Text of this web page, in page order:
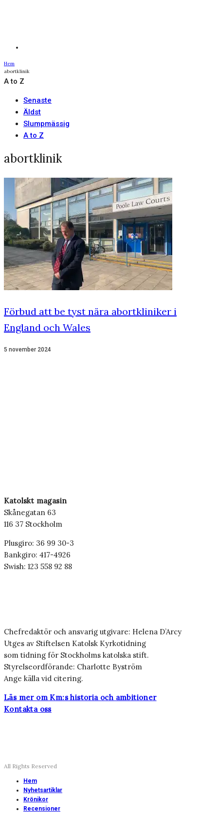
Hem
abortklinik
A to Z
Senaste
Äldst
Slumpmässig
A to Z
abortklinik
Förbud att be tyst nära abortkliniker i
England och Wales
5 november 2024
Katolskt magasin
Skånegatan 63
116 37 Stockholm
Plusgiro: 36 99 30-3
Bankgiro: 417-4926
Swish: 123 558 92 88
Chefredaktör och ansvarig utgivare: Helena D’Arcy
Utges av Stiftelsen Katolsk Kyrkotidning
som tidning för Stockholms katolska stift.
Styrelseordförande: Charlotte Byström
Ange källa vid citering.
Läs mer om Km:s historia och ambitioner
Kontakta oss
All Rights Reserved
Hem
Nyhetsartiklar
Krönikor
Recensioner